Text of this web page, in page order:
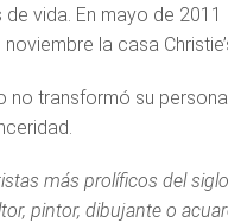
vida. En mayo de
la casa
transformó su
más prolíficos del
pintor, dibujante o